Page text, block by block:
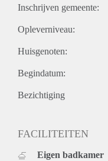
Inschrijven gemeente:
Opleverniveau:
Huisgenoten:
Begindatum:
Bezichtiging
FACILITEITEN
Eigen badkamer